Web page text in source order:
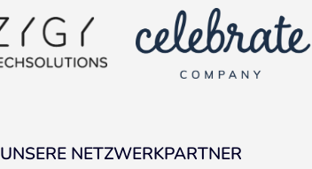
UNSERE NETZWERKPARTNER